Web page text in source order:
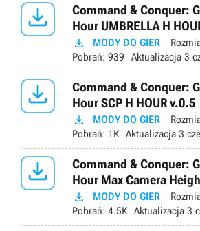

Command & Conquer:
Hour UMBRELLA H
 MODY DO GIER
Pobrań: 939 Aktualizacja 3

Command & Conquer:
Hour SCP H HOUR v.0.5
 MODY DO GIER
Pobrań: 1K Aktualizacja 3

Command & Conquer:
Hour Max Camera
 MODY DO GIER
Pobrań: 4.5K Aktualizacja 3